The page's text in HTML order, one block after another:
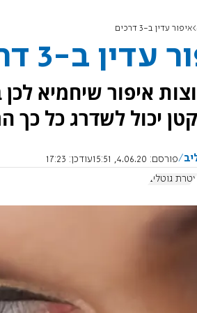
איפור עדין ב-3 דרכים
עדין ב-3 דרכים
איפור שיחמיא
יכול לשדרג כל כך
פורסם: 4.06.20, 15:51 עודכן: 17:23
עטרת גוטליב